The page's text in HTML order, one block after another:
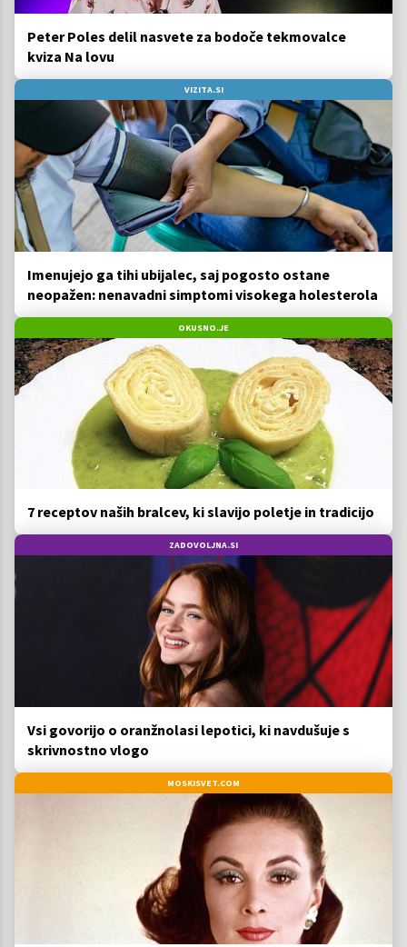
Peter Poles delil nasvete za bodoče tekmovalce
kviza Na lovu
VIZITA.SI
Imenujejo ga tihi ubijalec, saj pogosto ostane
neopažen: nenavadni simptomi visokega holesterola
OKUSNO.JE
7 receptov naših bralcev, ki slavijo poletje in tradicijo
ZADOVOLJNA.SI
Vsi govorijo o oranžnolasi lepotici, ki navdušuje s
skrivnostno vlogo
MOSKISVET.COM